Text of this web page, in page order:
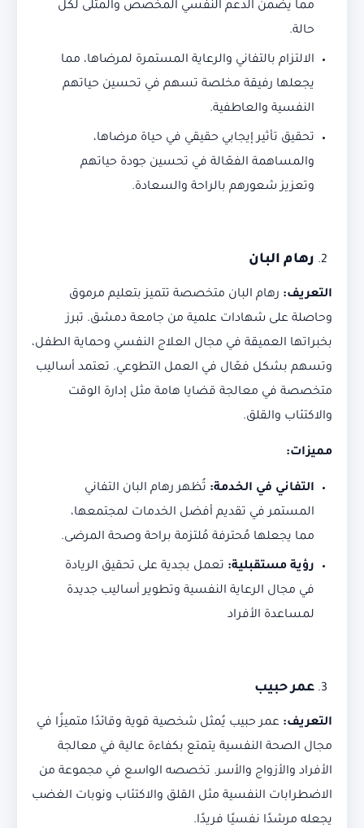
مما يضمن الدعم النفسي المخصص والمثلى لكل
حالة.
الالتزام بالتفاني والرعاية المستمرة لمرضاها، مما
يجعلها رفيقة مخلصة تسهم في تحسين حياتهم
النفسية والعاطفية.
تحقيق تأثير إيجابي حقيقي في حياة مرضاها،
والمساهمة الفعّالة في تحسين جودة حياتهم
وتعزيز شعورهم بالراحة والسعادة.
رهام البان
التعريف: رهام البان متخصصة تتميز بتعليم مرموق
وحاصلة على شهادات علمية من جامعة دمشق. تبرز
بخبراتها العميقة في مجال العلاج النفسي وحماية الطفل،
وتسهم بشكل فعّال في العمل التطوعي. تعتمد أساليب
متخصصة في معالجة قضايا هامة مثل إدارة الوقت
والاكتئاب والقلق.
مميزات:
التفاني في الخدمة: تُظهر رهام البان التفاني
المستمر في تقديم أفضل الخدمات لمجتمعها،
مما يجعلها مُحترفة مُلتزمة براحة وصحة المرضى.
رؤية مستقبلية: تعمل بجدية على تحقيق الريادة
في مجال الرعاية النفسية وتطوير أساليب جديدة
لمساعدة الأفراد
عمر حبيب
التعريف: عمر حبيب يُمثل شخصية قوية وقائدًا متميزًا في
مجال الصحة النفسية يتمتع بكفاءة عالية في معالجة
الأفراد والأزواج والأسر. تخصصه الواسع في مجموعة من
الاضطرابات النفسية مثل القلق والاكتئاب ونوبات الغضب
يجعله مرشدًا نفسيًا فريدًا.